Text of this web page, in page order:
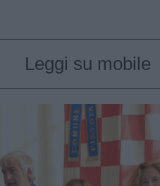
Leggi su mobile